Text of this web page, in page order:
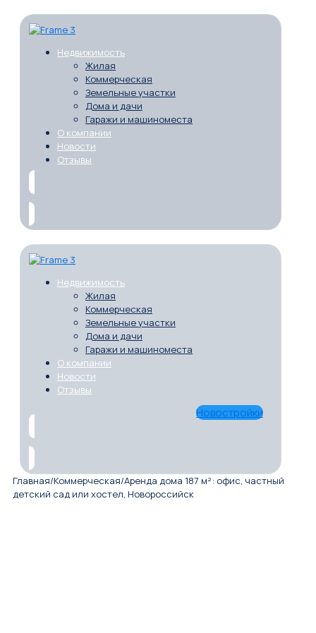
Недвижимость
Жилая
Коммерческая
Земельные участки
Дома и дачи
Гаражи и машиноместа
О компании
Новости
Отзывы
Недвижимость
Жилая
Коммерческая
Земельные участки
Дома и дачи
Гаражи и машиноместа
О компании
Новости
Отзывы
Новостройки
Главная/Коммерческая/Аренда дома 187 м²: офис, частный
детский сад или хостел, Новороссийск